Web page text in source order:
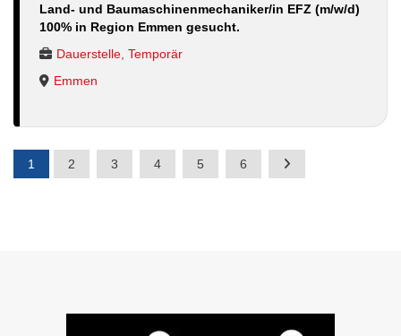
Land- und Baumaschinenmechaniker/in EFZ (m/w/d)
100% in Region Emmen gesucht.
Dauerstelle, Temporär
Emmen
1 2 3 4 5 6